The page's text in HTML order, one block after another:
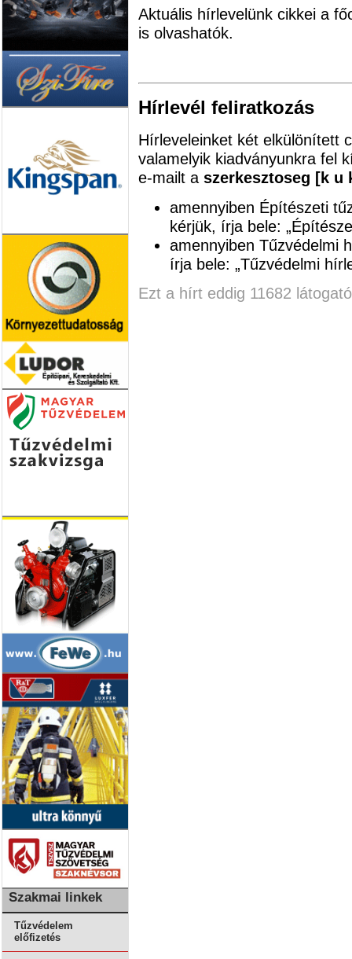
Szakmai linkek
Tűzvédelem
előfizetés
Aktuális hírlevelünk cikkei a
is olvashatók.
Hírlevél feliratkozás
Hírleveleinket két elkülönített
valamelyik kiadványunkra fel
e-mailt a szerkesztoseg [k u
amennyiben Építészeti
kérjük, írja bele:
amennyiben Tűzvédelmi
írja bele: „Tűzvédelmi
Ezt a hírt eddig 11682